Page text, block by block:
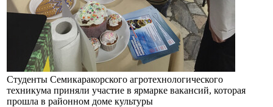
Студенты Семикаракорского агротехнологического
техникума приняли участие в ярмарке вакансий, которая
прошла в районном доме культуры